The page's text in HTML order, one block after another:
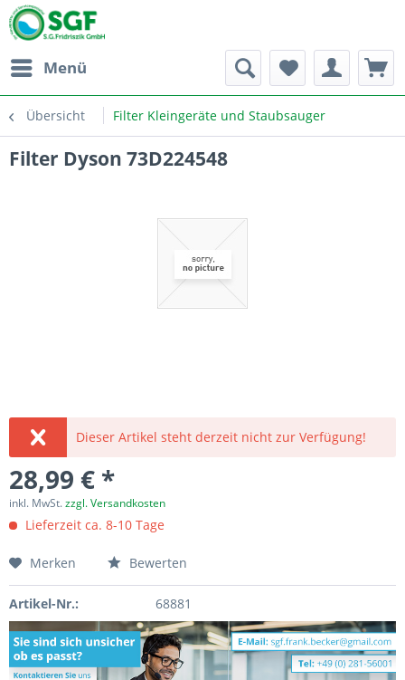
Menü
Übersicht Filter Kleingeräte und Staubsauger
Filter Dyson 73D224548
Dieser Artikel steht derzeit nicht zur Verfügung!
28,99 € *
inkl. MwSt.zzgl. Versandkosten
Lieferzeit ca. 8-10 Tage
Merken Bewerten
Artikel-Nr.: 68881